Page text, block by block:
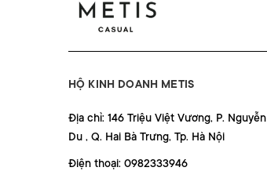
HỘ KINH DOANH METIS
Địa chỉ: 146 Triệu Việt Vương, P. Nguyễn
Du , Q. Hai Bà Trưng, Tp. Hà Nội
Điện thoại: 0982333946